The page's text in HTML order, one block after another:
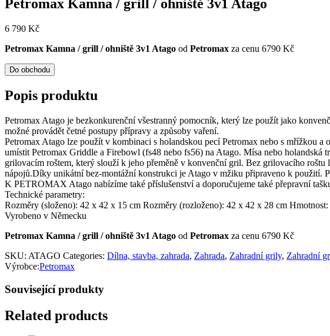
Petromax Kamna / grill / ohniště 3v1 Atago
6 790 Kč
Petromax Kamna / grill / ohniště 3v1 Atago od Petromax za cenu 6790 Kč
Do obchodu
Popis produktu
Petromax Atago je bezkonkurenční všestranný pomocník, který lze použít jako
možné provádět četné postupy přípravy a způsoby vaření.
Petromax Atago lze použít v kombinaci s holandskou pecí Petromax nebo s mřížkou
umístit Petromax Griddle a Firebowl (fs48 nebo fs56) na Atago. Mísa nebo
grilovacím roštem, který slouží k jeho přeměně v konvenční gril. Bez grilovacího
nápojů.Díky unikátní bez-montážní konstrukci je Atago v mžiku připraveno k použití.
K PETROMAX Atago nabízíme také příslušenství a doporučujeme také přepravní
Technické parametry:
Rozměry (složeno): 42 x 42 x 15 cm Rozměry (rozloženo): 42 x 42 x 28 cm
Vyrobeno v Německu
Petromax Kamna / grill / ohniště 3v1 Atago od Petromax za cenu 6790 Kč
SKU: ATAGO Categories: Dílna, stavba, zahrada, Zahrada, Zahradní grily, Zahradní
Výrobce:Petromax
Související produkty
Related products